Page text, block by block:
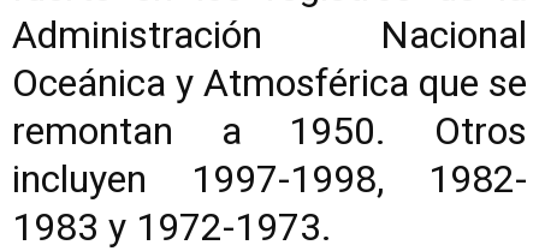
Administración Nacional
Oceánica y Atmosférica que se
remontan a 1950. Otros
incluyen 1997-1998, 1982-
1983 y 1972-1973.